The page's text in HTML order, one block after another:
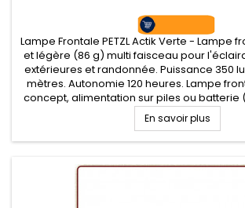
Lampe Frontale PETZL Actik Verte - Lampe
et légère (86 g) multi faisceau pour
extérieures et randonnée. Puissance 350
mètres. Autonomie 120 heures. Lampe
concept, alimentation sur piles ou batterie
types de faisceaux (large ou mixte) et
En savoir plus